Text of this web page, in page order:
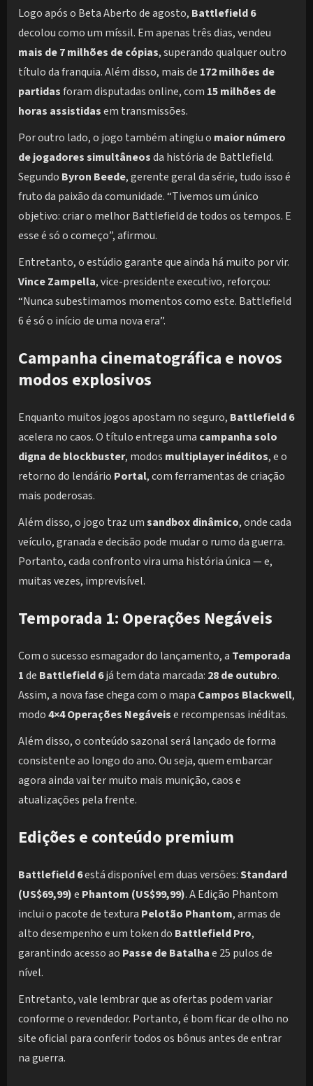
Logo após o Beta Aberto de agosto, Battlefield 6
decolou como um míssil. Em apenas três dias, vendeu
mais de 7 milhões de cópias, superando qualquer outro
título da franquia. Além disso, mais de 172 milhões de
partidasforam disputadas online, com 15 milhões de
horas assistidasem transmissões.
Por outro lado, o jogo também atingiu o maior número
de jogadores simultâneosda história de Battlefield.
Segundo Byron Beede, gerente geral da série, tudo isso é
fruto da paixão da comunidade. “Tivemos um único
objetivo: criar o melhor Battlefield de todos os tempos. E
esse é só o começo”, afirmou.
Entretanto, o estúdio garante que ainda há muito por vir.
Vince Zampella, vice-presidente executivo, reforçou:
“Nunca subestimamos momentos como este. Battlefield
6 é só o início de uma nova era”.
Campanha cinematográfica e novos
modos explosivos
Enquanto muitos jogos apostam no seguro, Battlefield 6
acelera no caos. O título entrega uma campanha solo
digna de blockbuster, modos multiplayer inéditos, e o
retorno do lendário Portal, com ferramentas de criação
mais poderosas.
Além disso, o jogo traz umsandbox dinâmico, onde cada
veículo, granada e decisão pode mudar o rumo da guerra.
Portanto, cada confronto vira uma história única — e,
muitas vezes, imprevisível.
Temporada 1: Operações Negáveis
Com o sucesso esmagador do lançamento, a Temporada
1de Battlefield 6já tem data marcada: 28 de outubro.
Assim, a nova fase chega com o mapa Campos Blackwell,
modo4×4 Operações Negáveise recompensas inéditas.
Além disso, o conteúdo sazonal será lançado de forma
consistente ao longo do ano. Ou seja, quem embarcar
agora ainda vai ter muito mais munição, caos e
atualizações pela frente.
Edições e conteúdo premium
Battlefield 6está disponível em duas versões:Standard
(US$69,99)e Phantom (US$99,99). A Edição Phantom
inclui o pacote de textura Pelotão Phantom, armas de
alto desempenho e um token do Battlefield Pro,
garantindo acesso ao Passe de Batalhae 25 pulos de
nível.
Entretanto, vale lembrar que as ofertas podem variar
conforme o revendedor. Portanto, é bom ficar de olho no
site oficial para conferir todos os bônus antes de entrar
na guerra.